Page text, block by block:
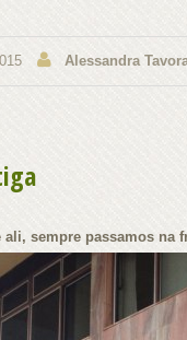
Alessandra
sempre passamos